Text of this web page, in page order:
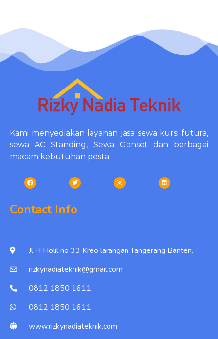
Kami menyediakan layanan jasa sewa kursi futura,
sewa AC Standing, Sewa Genset dan berbagai
macam kebutuhan pesta
Contact Info
Jl H Holil no 33 Kreo larangan Tangerang Banten.
rizkynadiateknik@gmail.com
0812 1850 1611
0812 1850 1611
www.rizkynadiateknik.com